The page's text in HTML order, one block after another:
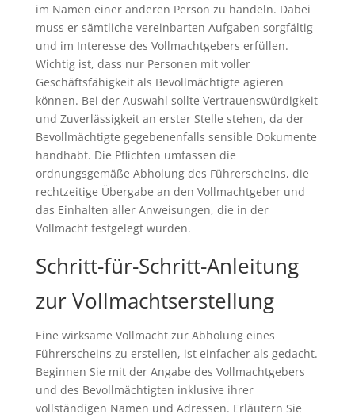
im Namen einer anderen Person zu handeln. Dabei
muss er sämtliche vereinbarten Aufgaben sorgfältig
und im Interesse des Vollmachtgebers erfüllen.
Wichtig ist, dass nur Personen mit voller
Geschäftsfähigkeit als Bevollmächtigte agieren
können. Bei der Auswahl sollte Vertrauenswürdigkeit
und Zuverlässigkeit an erster Stelle stehen, da der
Bevollmächtigte gegebenenfalls sensible Dokumente
handhabt. Die Pflichten umfassen die
ordnungsgemäße Abholung des Führerscheins, die
rechtzeitige Übergabe an den Vollmachtgeber und
das Einhalten aller Anweisungen, die in der
Vollmacht festgelegt wurden.
Schritt-für-Schritt-Anleitung
zur Vollmachtserstellung
Eine wirksame Vollmacht zur Abholung eines
Führerscheins zu erstellen, ist einfacher als gedacht.
Beginnen Sie mit der Angabe des Vollmachtgebers
und des Bevollmächtigten inklusive ihrer
vollständigen Namen und Adressen. Erläutern Sie